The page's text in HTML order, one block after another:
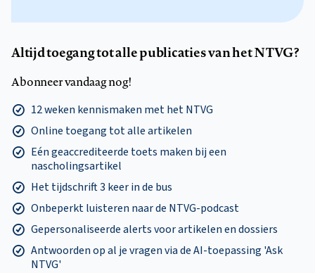
Altijd toegang tot alle publicaties van het NTVG?
Abonneer vandaag nog!
12 weken kennismaken met het NTVG
Online toegang tot alle artikelen
Eén geaccrediteerde toets maken bij een
nascholingsartikel
Het tijdschrift 3 keer in de bus
Onbeperkt luisteren naar de NTVG-podcast
Gepersonaliseerde alerts voor artikelen en dossiers
Antwoorden op al je vragen via de AI-toepassing 'Ask
NTVG'